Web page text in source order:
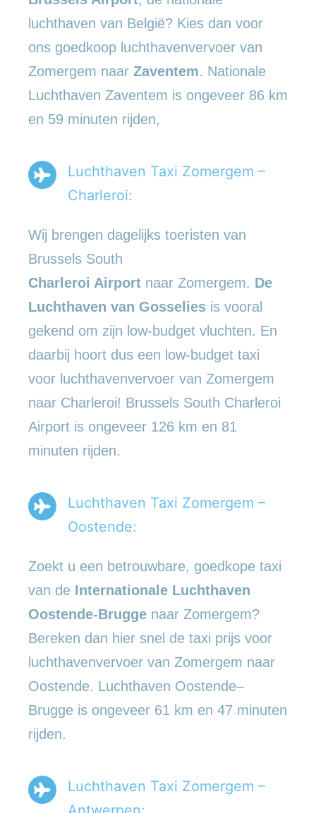
luchthaven van België? Kies dan voor
ons goedkoop luchthavenvervoer van
Zomergem naar Zaventem. Nationale
Luchthaven Zaventem is ongeveer 86 km
en 59 minuten rijden,
Luchthaven Taxi Zomergem –
Charleroi:
Wij brengen dagelijks toeristen van
Brussels South
Charleroi Airport naar Zomergem. De
Luchthaven van Gosselies is vooral
gekend om zijn low-budget vluchten. En
daarbij hoort dus een low-budget taxi
voor luchthavenvervoer van Zomergem
naar Charleroi! Brussels South Charleroi
Airport is ongeveer 126 km en 81
minuten rijden.
Luchthaven Taxi Zomergem –
Oostende:
Zoekt u een betrouwbare, goedkope taxi
van de Internationale Luchthaven
Oostende-Brugge naar Zomergem?
Bereken dan hier snel de taxi prijs voor
luchthavenvervoer van Zomergem naar
Oostende. Luchthaven Oostende–
Brugge is ongeveer 61 km en 47 minuten
rijden.
Luchthaven Taxi Zomergem –